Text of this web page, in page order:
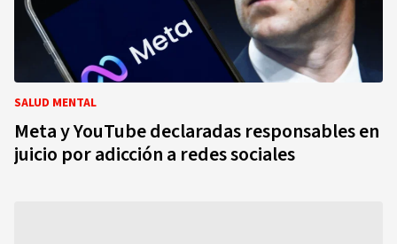
SALUD MENTAL
Meta y YouTube declaradas responsables en
juicio por adicción a redes sociales